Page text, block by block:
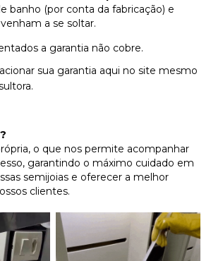
banho (por conta da fabricação) e
a se soltar.
a garantia não cobre.
sua garantia aqui no site mesmo
o que nos permite acompanhar
garantindo o máximo cuidado em
semijoias e oferecer a melhor
clientes.